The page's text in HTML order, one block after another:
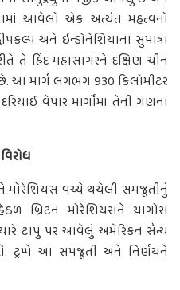
આવેલો એક અત્યંત મહત્વનો
અને ઇન્ડોનેશિયાના સુમાત્રા
તે હિંદ મહાસાગરને દક્ષિણ ચીન
આ માર્ગ લગભગ 930 કિલોમીટર
વેપાર માર્ગોમાં તેની ગણના
મોરેશિયસ વચ્ચે થયેલી સમજૂતીનું
બ્રિટન મોરેશિયસને ચાગોસ
ટાપુ પર આવેલું અમેરિકન સૈન્ય
ટ્રમ્પે આ સમજૂતી અને નિર્ણયને